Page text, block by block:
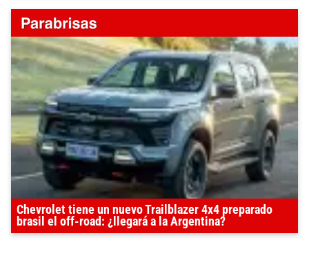
Chevrolet tiene un nuevo Trailblazer 4x4 preparado
brasil el off-road: ¿llegará a la Argentina?